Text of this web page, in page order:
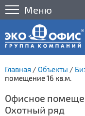
Меню
Главная / Объекты /
помещение 16 кв.м.
Офисное
Охотный ряд